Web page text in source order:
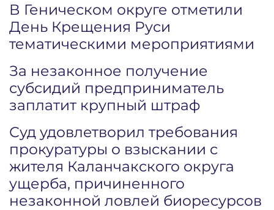
В Геническом округе отметили
День Крещения Руси
тематическими мероприятиями
За незаконное получение
субсидий предприниматель
заплатит крупный штраф
Суд удовлетворил требования
прокуратуры о взыскании с
жителя Каланчакского округа
ущерба, причиненного
незаконной ловлей биоресурсов